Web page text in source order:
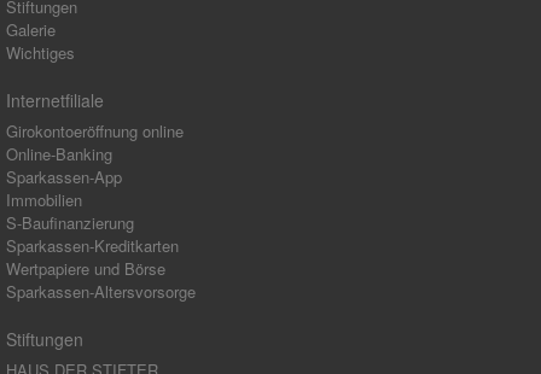
Stiftungen
Galerie
Wichtiges
Internetfiliale
Girokontoeröffnung online
Online-Banking
Sparkassen-App
Immobilien
S-Baufinanzierung
Sparkassen-Kreditkarten
Wertpapiere und Börse
Sparkassen-Altersvorsorge
Stiftungen